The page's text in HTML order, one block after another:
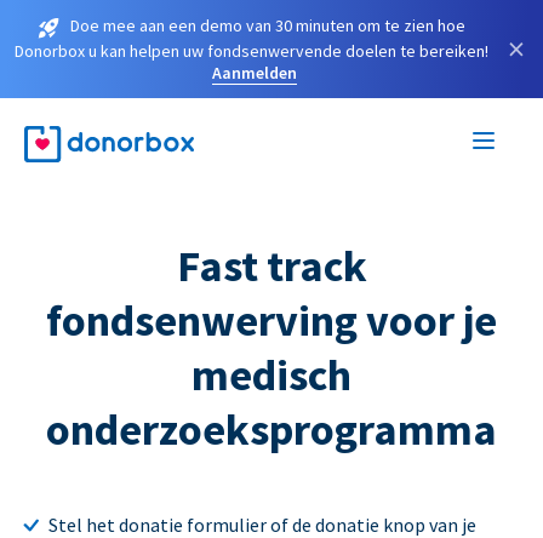
Doe mee aan een demo van 30 minuten om te zien hoe
Donorbox u kan helpen uw fondsenwervende doelen te bereiken!
Aanmelden
×
Fast track
fondsenwerving voor je
medisch
onderzoeksprogramma
Stel het donatie formulier of de donatie knop van je